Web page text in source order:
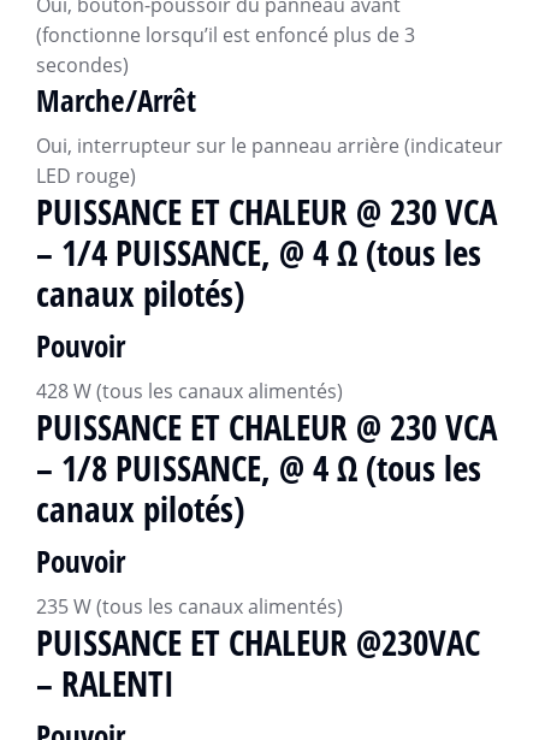
(fonctionne lorsqu’il est enfoncé plus de 3
secondes)
Marche/Arrêt
Oui, interrupteur sur le panneau arrière (indicateur
LED rouge)
PUISSANCE ET CHALEUR @ 230 VCA
– 1/4 PUISSANCE, @ 4 Ω (tous les
canaux pilotés)
Pouvoir
428 W (tous les canaux alimentés)
PUISSANCE ET CHALEUR @ 230 VCA
– 1/8 PUISSANCE, @ 4 Ω (tous les
canaux pilotés)
Pouvoir
235 W (tous les canaux alimentés)
PUISSANCE ET CHALEUR @230VAC
– RALENTI